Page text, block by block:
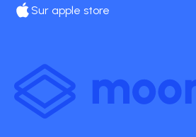
Sur apple store